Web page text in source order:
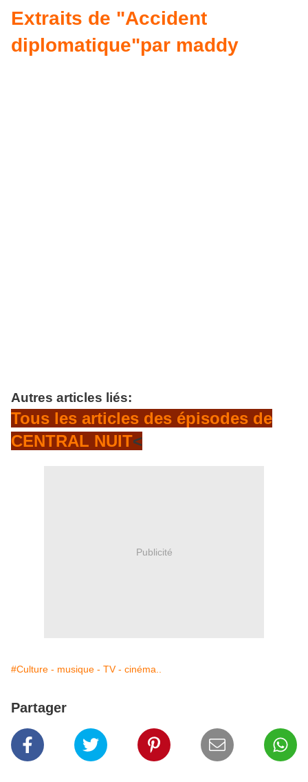
Extraits de "Accident
diplomatique"par maddy
Autres articles liés:
Tous les articles des épisodes de
CENTRAL NUIT<
Publicité
#Culture - musique - TV - cinéma..
Partager